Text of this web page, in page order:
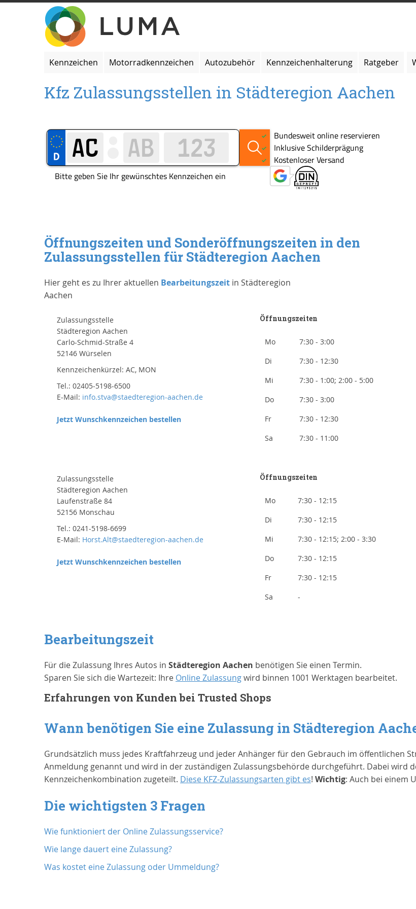
Zum
Inhalt
springen
Kennzeichen Motorradkennzeichen Autozubehör Kennzeichenhalterung Ratgeber
Kfz Zulassungsstellen in Städteregion Aachen
Öffnungszeiten und Sonderöffnungszeiten in den
Zulassungsstellen für Städteregion Aachen
Hier geht es zu Ihrer aktuellen Bearbeitungszeit in Städteregion
Aachen
Zulassungsstelle
Städteregion Aachen
Carlo-Schmid-Straße 4
52146 Würselen
Kennzeichenkürzel: AC, MON
Tel.: 02405-5198-6500
E-Mail: info.stva@staedteregion-aachen.de
Jetzt Wunschkennzeichen bestellen
Öffnungszeiten
Mo
7:30 - 3:00
Di
7:30 - 12:30
Mi
7:30 - 1:00; 2:00 - 5:00
Do
7:30 - 3:00
Fr
7:30 - 12:30
Sa
7:30 - 11:00
Zulassungsstelle
Städteregion Aachen
Laufenstraße 84
52156 Monschau
Tel.: 0241-5198-6699
E-Mail: Horst.Alt@staedteregion-aachen.de
Jetzt Wunschkennzeichen bestellen
Öffnungszeiten
Mo
7:30 - 12:15
Di
7:30 - 12:15
Mi
7:30 - 12:15; 2:00 - 3:30
Do
7:30 - 12:15
Fr
7:30 - 12:15
Sa
-
Bearbeitungszeit
Für die Zulassung Ihres Autos in Städteregion Aachen benötigen Sie einen Termin.
Sparen Sie sich die Wartezeit: Ihre Online Zulassungwird binnen 1001 Werktagen bearbeitet.
Erfahrungen von Kunden bei Trusted Shops
Wann benötigen Sie eine Zulassung in Städteregion
Grundsätzlich muss jedes Kraftfahrzeug und jeder Anhänger für den Gebrauch im öffentlichen
Anmeldung genannt und wird in der zuständigen Zulassungsbehörde durchgeführt. Dabei wird
Kennzeichenkombination zugeteilt. Diese KFZ-Zulassungsarten gibt es! Wichtig: Auch bei einem
Die wichtigsten 3 Fragen
Wie funktioniert der Online Zulassungsservice?
Wie lange dauert eine Zulassung?
Was kostet eine Zulassung oder Ummeldung?